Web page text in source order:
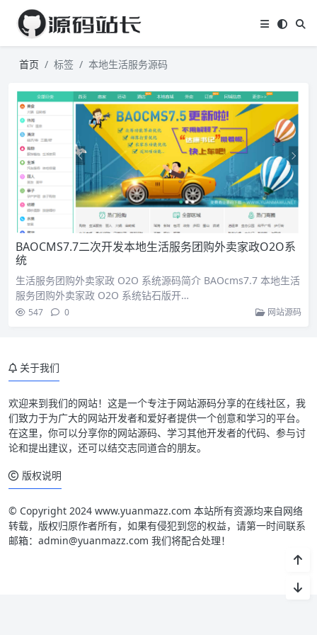
首页 标签 本地生活服务源码
BAOCMS7.7二次开发本地生活服务团购外卖家政O2O系
统
生活服务团购外卖家政 O2O 系统源码简介 BAOcms7.7 本地生活
服务团购外卖家政 O2O 系统钻石版开…
547 0 网站源码
关于我们
欢迎来到我们的网站！这是一个专注于网站源码分享的在线社区，我
们致力于为广大的网站开发者和爱好者提供一个创意和学习的平台。
在这里，你可以分享你的网站源码、学习其他开发者的代码、参与讨
论和提出建议，还可以结交志同道合的朋友。
版权说明
© Copyright 2024 www.yuanmazz.com 本站所有资源均来自网络
转载，版权归原作者所有，如果有侵犯到您的权益，请第一时间联系
邮箱：admin@yuanmazz.com 我们将配合处理！